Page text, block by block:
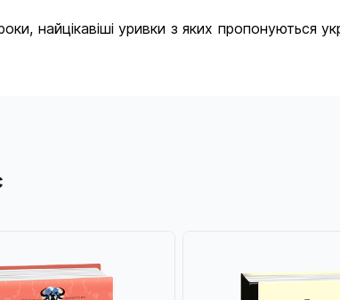
найцікавіші уривки з яких пропонуються